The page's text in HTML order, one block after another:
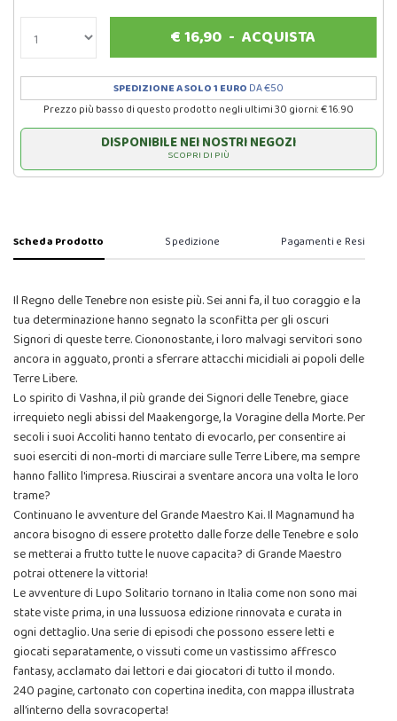
€16,90 -ACQUISTA
SPEDIZIONE A SOLO 1 EURO DA €50
Prezzo più basso di questo prodotto negli ultimi 30 giorni: € 16.90
DISPONIBILE NEI NOSTRI NEGOZI
SCOPRI DI PIÙ
Scheda Prodotto Spedizione Pagamenti e Resi
Il Regno delle Tenebre non esiste più. Sei anni fa, il tuo coraggio e la
tua determinazione hanno segnato la sconfitta per gli oscuri
Signori di queste terre. Ciononostante, i loro malvagi servitori sono
ancora in agguato, pronti a sferrare attacchi micidiali ai popoli delle
Terre Libere.
Lo spirito di Vashna, il più grande dei Signori delle Tenebre, giace
irrequieto negli abissi del Maakengorge, la Voragine della Morte. Per
secoli i suoi Accoliti hanno tentato di evocarlo, per consentire ai
suoi eserciti di non-morti di marciare sulle Terre Libere, ma sempre
hanno fallito l'impresa. Riuscirai a sventare ancora una volta le loro
trame?
Continuano le avventure del Grande Maestro Kai. Il Magnamund ha
ancora bisogno di essere protetto dalle forze delle Tenebre e solo
se metterai a frutto tutte le nuove capacita? di Grande Maestro
potrai ottenere la vittoria!
Le avventure di Lupo Solitario tornano in Italia come non sono mai
state viste prima, in una lussuosa edizione rinnovata e curata in
ogni dettaglio. Una serie di episodi che possono essere letti e
giocati separatamente, o vissuti come un vastissimo affresco
fantasy, acclamato dai lettori e dai giocatori di tutto il mondo.
240 pagine, cartonato con copertina inedita, con mappa illustrata
all’interno della sovracoperta!